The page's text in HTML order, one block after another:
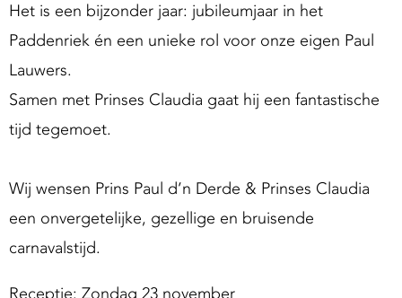
Het is een bijzonder jaar: jubileumjaar in het
Paddenriek én een unieke rol voor onze eigen Paul
Lauwers.
Samen met Prinses Claudia gaat hij een fantastische
tijd tegemoet.
Wij wensen Prins Paul d’n Derde & Prinses Claudia
een onvergetelijke, gezellige en bruisende
carnavalstijd.
Receptie: Zondag 23 november